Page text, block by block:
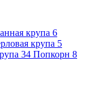
крупа 6
крупа 5
34 Попкорн 8